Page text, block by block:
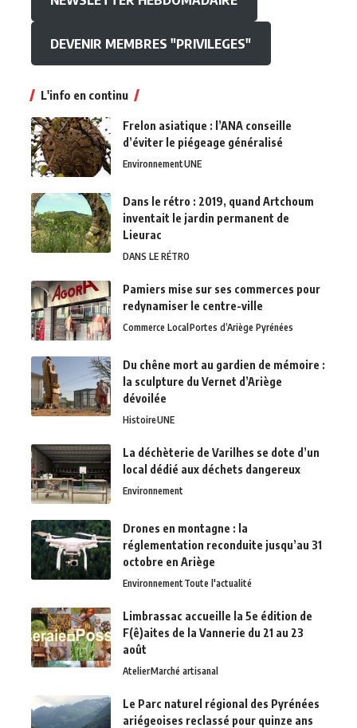
DEVENIR MEMBRES "PRIVILEGES"
L'info en continu
Frelon asiatique : l’ANA conseille
d’éviter le piégeage généralisé
EnvironnementUNE
Dans le rétro : 2019, quand Artchoum
inventait le jardin permanent de
Lieurac
DANS LE RÉTRO
Pamiers mise sur ses commerces pour
redynamiser le centre-ville
Commerce Local Portes d’Ariège Pyrénées
Du chêne mort au gardien de mémoire :
la sculpture du Vernet d’Ariège
dévoilée
HistoireUNE
La déchèterie de Varilhes se dote d’un
local dédié aux déchets dangereux
Environnement
Drones en montagne : la
réglementation reconduite jusqu’au 31
octobre en Ariège
EnvironnementToute l'actualité
Limbrassac accueille la 5e édition de
F(ê)aites de la Vannerie du 21 au 23
août
AtelierMarché artisanal
Le Parc naturel régional des Pyrénées
ariégeoises reclassé pour quinze ans